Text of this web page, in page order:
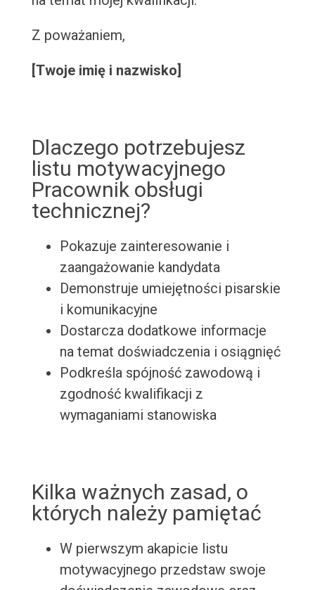
Z poważaniem,
[Twoje imię i nazwisko]
Dlaczego potrzebujesz
listu motywacyjnego
Pracownik obsługi
technicznej?
Pokazuje zainteresowanie i
zaangażowanie kandydata
Demonstruje umiejętności pisarskie
i komunikacyjne
Dostarcza dodatkowe informacje
na temat doświadczenia i osiągnięć
Podkreśla spójność zawodową i
zgodność kwalifikacji z
wymaganiami stanowiska
Kilka ważnych zasad, o
których należy pamiętać
W pierwszym akapicie listu
motywacyjnego przedstaw swoje